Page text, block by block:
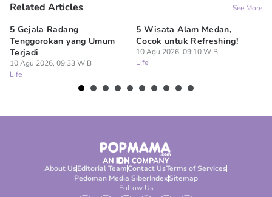
Related Articles See More
5 Gejala Radang
Tenggorokan yang Umum
Terjadi
10 Agu 2026, 09:33 WIB
Life
5 Wisata Alam Medan,
Cocok untuk Refreshing!
10 Agu 2026, 09:10 WIB
Life
About UsEditorial TeamContact UsTerms of Services
Pedoman Media SiberIndexSitemap
Follow Us